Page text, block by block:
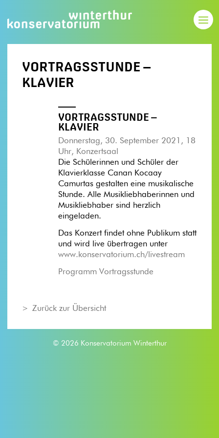
VORTRAGSSTUNDE –
KLAVIER
VORTRAGSSTUNDE –
KLAVIER
Donnerstag, 30. September 2021, 18
Uhr, Konzertsaal
Die Schülerinnen und Schüler der
Klavierklasse Canan Kocaay
Camurtas gestalten eine musikalische
Stunde. Alle Musikliebhaberinnen und
Musikliebhaber sind herzlich
eingeladen.
Das Konzert findet ohne Publikum statt
und wird live übertragen unter
www.konservatorium.ch/livestream
Programm Vortragsstunde
Zurück zur Übersicht
© 2026 Konservatorium Winterthur